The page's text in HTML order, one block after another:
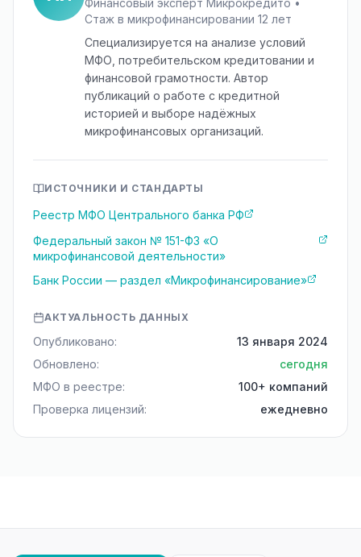
Финансовый эксперт Микрокредито •
Стаж в микрофинансировании 12 лет
Специализируется на анализе условий
МФО, потребительском кредитовании и
финансовой грамотности. Автор
публикаций о работе с кредитной
историей и выборе надёжных
микрофинансовых организаций.
ИСТОЧНИКИ И СТАНДАРТЫ
Реестр МФО Центрального банка РФ
Федеральный закон № 151-ФЗ «О
микрофинансовой деятельности»
Банк России — раздел «Микрофинансирование»
АКТУАЛЬНОСТЬ ДАННЫХ
Опубликовано:
13 января 2024
Обновлено:
сегодня
МФО в реестре:
100+ компаний
Проверка лицензий:
ежедневно